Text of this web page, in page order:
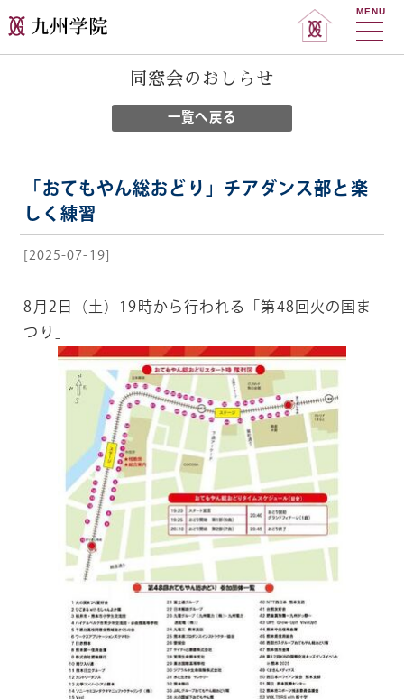
MENU
同窓会のおしらせ
一覧へ戻る
「おてもやん総おどり」チアダンス部と楽
しく練習
[2025-07-19]
8月2日（土）19時から行われる「第48回火の国ま
つり」